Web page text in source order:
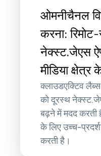
ओमनीचैनल
करना:
नेक्स्ट.जेएस
मीडिया
क्लाउडएक्टिव लैब्स
को दूरस्थ
बढ़ने में मदद
के लिए उच्च-
करती है।